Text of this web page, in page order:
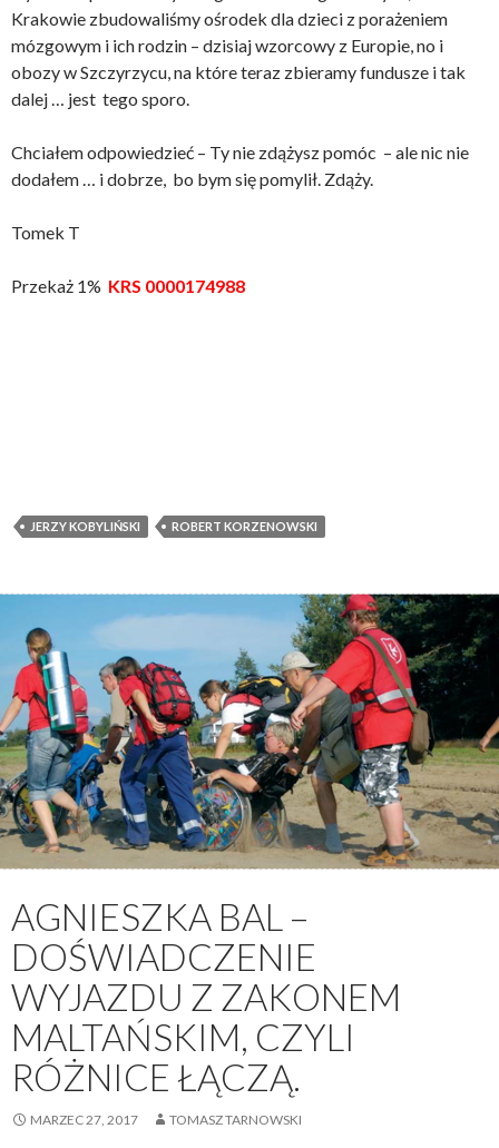
Krakowie zbudowaliśmy ośrodek dla dzieci z porażeniem
mózgowym i ich rodzin – dzisiaj wzorcowy z Europie, no i
obozy w Szczyrzycu, na które teraz zbieramy fundusze i tak
dalej … jest tego sporo.
Chciałem odpowiedzieć – Ty nie zdążysz pomóc – ale nic nie
dodałem … i dobrze, bo bym się pomylił. Zdąży.
Tomek T
Przekaż 1% KRS 0000174988
JERZY KOBYLIŃSKI ROBERT KORZENOWSKI
AGNIESZKA BAL –
DOŚWIADCZENIE
WYJAZDU Z ZAKONEM
MALTAŃSKIM, CZYLI
RÓŻNICE ŁĄCZĄ.
MARZEC 27, 2017 TOMASZ TARNOWSKI